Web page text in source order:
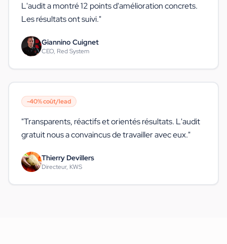
L'audit a montré 12 points d'amélioration concrets.
Les résultats ont suivi."
Giannino Cuignet
CEO, Red System
-40% coût/lead
"Transparents, réactifs et orientés résultats. L'audit
gratuit nous a convaincus de travailler avec eux."
Thierry Devillers
Directeur, KWS